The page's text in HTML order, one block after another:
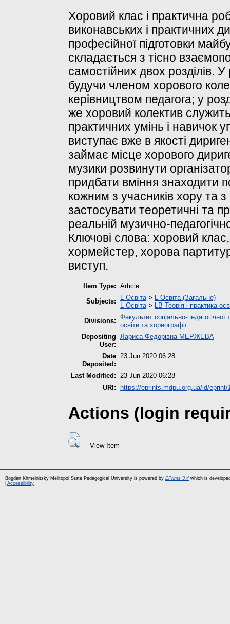
Хоровий клас і практична
виконавських і практичних
професійної підготовки
складається з тісно
самостійних двох розділів. У
будучи членом хорового
керівництвом педагога; у
же хоровий колектив
практичних умінь і навичок
виступає вже в якості
займає місце хорового
музики розвинути
придбати вміння знаходити
кожним з учасників хору та
застосувати теоретичні та
реальній музично-
Ключові слова: хоровий
хормейстер, хорова
виступ.
Item Type: Article
Subjects:
L Освіта> L Освіта (Загальне)
L Освіта> LB Теорія і практика
Divisions: Факультет соціально-педагогічної
освіти та хореографії
Depositing
User:
Лариса Федорівна МЕРЖЕВА
Date
Deposited:
23 Jun 2020 06:28
Last Modified: 23 Jun 2020 06:28
URI:
https://eprints.mdpu.org.ua/id/eprint/
Actions (login
View Item
Bogdan Khmelnitsky Melitopol State Pedagogical University is powered by EPrints 3.4 which is
Accessibility